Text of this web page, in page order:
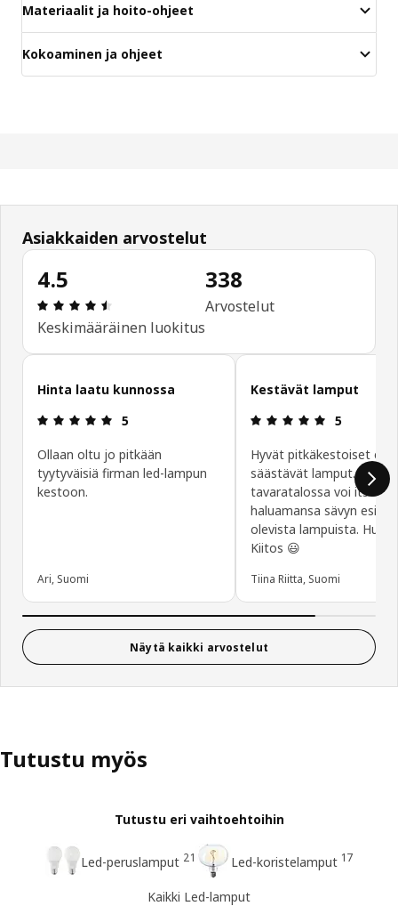
Materiaalit ja hoito-ohjeet
Kokoaminen ja ohjeet
Asiakkaiden arvostelut
4.5
: 4.5 / 5 tähteä. Arvostelut yhteensä: 338
Keskimääräinen luokitus
338
Arvostelut
Ohita asiakasarvostelut
Hinta laatu kunnossa
: 5 / 5 tähteä.
5
Ollaan oltu jo pitkään
tyytyväisiä firman led-lampun
kestoon.
Ari, Suomi
Kestävät lamput
: 5 / 5
5
Hyvät pitkäkestoiset
säästävät lamput. Ihana
tavaratalossa voi itse
haluamansa sävyn esillä
olevista lampuista.
Kiitos 😃
Tiina Riitta, Suomi
Näytä kaikki arvostelut
Tutustu myös
Tutustu eri vaihtoehtoihin
Led-peruslamput 21 Led-koristelamput 17
Kaikki Led-lamput